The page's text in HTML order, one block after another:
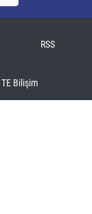
RSS
TE Bilişim